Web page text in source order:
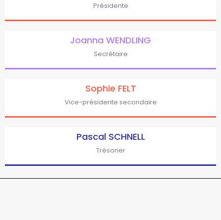
Présidente
Joanna WENDLING
Secrétaire
Sophie FELT
Vice-présidente secondaire
Pascal SCHNELL
Trésorier